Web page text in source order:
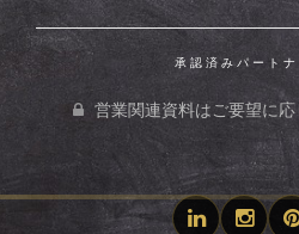
承認済みパート
営業関連資料はご要望に応